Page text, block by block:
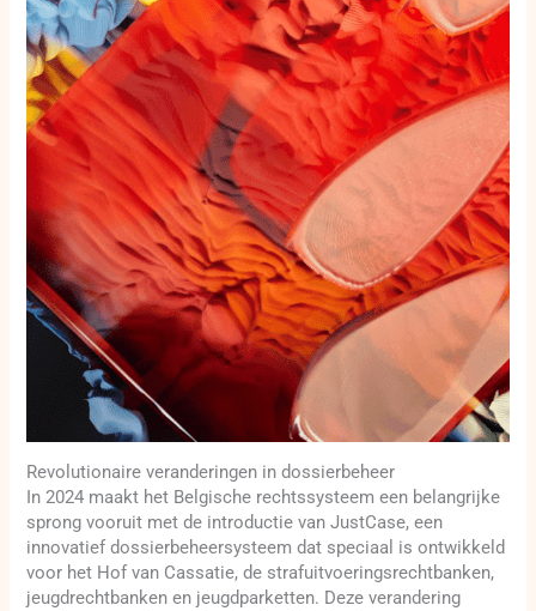
Revolutionaire veranderingen in dossierbeheer
In 2024 maakt het Belgische rechtssysteem een belangrijke
sprong vooruit met de introductie van JustCase, een
innovatief dossierbeheersysteem dat speciaal is ontwikkeld
voor het Hof van Cassatie, de strafuitvoeringsrechtbanken,
jeugdrechtbanken en jeugdparketten. Deze verandering